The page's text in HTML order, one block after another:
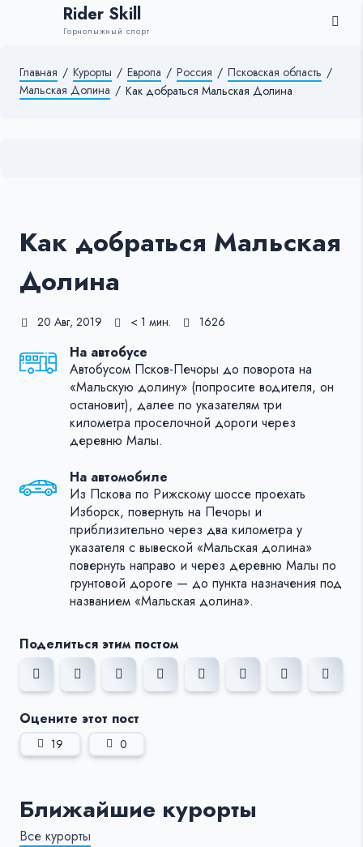
Rider Skill
Горнолыжный спорт
Главная / Курорты / Европа / Россия / Псковская область /
Мальская Долина / Как добраться Мальская Долина
Как добраться Мальская
Долина
20 Авг, 2019 < 1 мин. 1626
На автобусе
Автобусом Псков-Печоры до поворота на
«Мальскую долину» (попросите водителя, он
остановит), далее по указателям три
километра проселочной дороги через
деревню Малы.
На автомобиле
Из Пскова по Рижскому шоссе проехать
Изборск, повернуть на Печоры и
приблизительно через два километра у
указателя с вывеской «Мальская долина»
повернуть направо и через деревню Малы по
грунтовой дороге — до пункта назначения под
названием «Мальская долина».
Поделиться этим постом
Оцените этот пост
19 0
Ближайшие курорты
Все курорты